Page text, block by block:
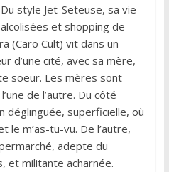
style Jet-Seteuse, sa vie
et shopping de
(Caro Cult) vit dans un
d’une cité, avec sa mère,
soeur. Les mères sont
de l’autre. Du côté
déglinguée, superficielle, où
m’as-tu-vu. De l’autre,
adepte du
et militante acharnée.